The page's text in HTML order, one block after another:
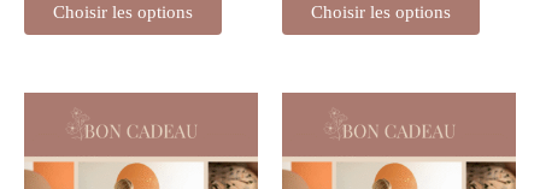
Choisir les options
produit
Choisir les options
de
48,00 €
a